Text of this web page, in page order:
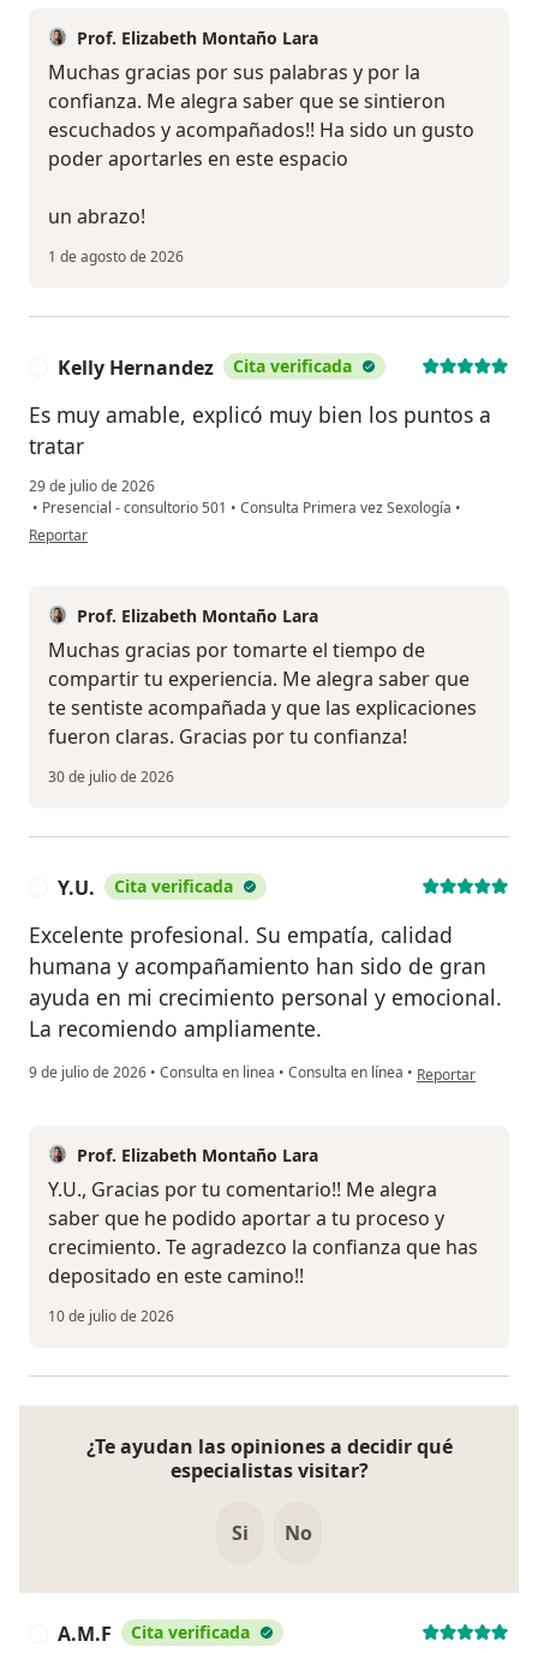
Prof. Elizabeth Montaño Lara
Muchas gracias por sus palabras y por la
confianza. Me alegra saber que se sintieron
escuchados y acompañados!! Ha sido un gusto
poder aportarles en este espacio
un abrazo!
1 de agosto de 2026
Kelly Hernandez Cita verificada
Es muy amable, explicó muy bien los puntos a
tratar
29 de julio de 2026
• Presencial - consultorio 501 • Consulta Primera vez Sexología •
en opinión del usuario Kelly Hernandez
Reportar
Prof. Elizabeth Montaño Lara
Muchas gracias por tomarte el tiempo de
compartir tu experiencia. Me alegra saber que
te sentiste acompañada y que las explicaciones
fueron claras. Gracias por tu confianza!
30 de julio de 2026
Y.U. Cita verificada
Excelente profesional. Su empatía, calidad
humana y acompañamiento han sido de gran
ayuda en mi crecimiento personal y emocional.
La recomiendo ampliamente.
9 de julio de 2026 • Consulta en linea • Consulta en línea • en opinión del
Reportar
Prof. Elizabeth Montaño Lara
Y.U., Gracias por tu comentario!! Me alegra
saber que he podido aportar a tu proceso y
crecimiento. Te agradezco la confianza que has
depositado en este camino!!
10 de julio de 2026
¿Te ayudan las opiniones a decidir qué
especialistas visitar?
Si No
A.M.F Cita verificada